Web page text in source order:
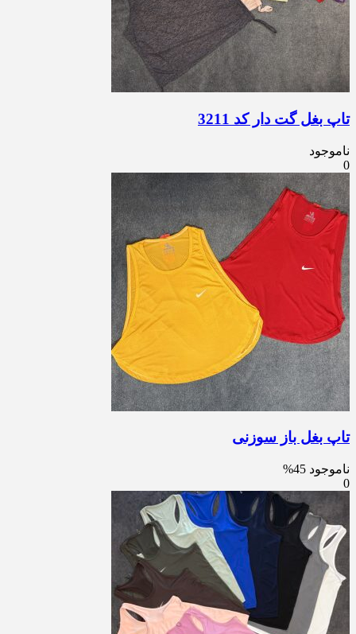
تاپ بغل گت دار کد 3211
ناموجود
0
تاپ بغل باز سوزنی
ناموجود 45%
0